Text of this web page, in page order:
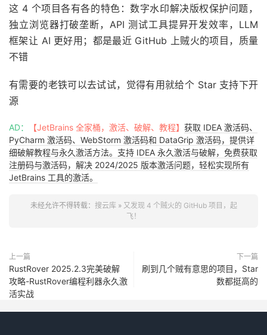
这 4 个项目各有各的特色：数字水印解决版权保护问题，
独立浏览器打破垄断，API 测试工具提昇开发效率，LLM
框架让 AI 更好用；都是最近 GitHub 上贼火的项目，质量
不错
有需要的老铁可以去试试，觉得有用就给个 Star 支持下开
源
AD： 【JetBrains 全家桶，激活、破解、教程】 获取 IDEA 激活码、
PyCharm 激活码、WebStorm 激活码和 DataGrip 激活码，提供详
细破解教程与永久激活方法。支持 IDEA 永久激活与破解，免费获取
注册码与激活码，解决 2024/2025 版本激活问题，轻松实现所有
JetBrains 工具的激活。
未经允许不得转载： 搜云库» 又发现 4 个贼火的 GitHub 项目，起
飞！
上一篇
RustRover 2025.2.3完美破解
攻略-RustRover编程利器永久激
活实战
下一篇
刷到几个贼有意思的项目，Star
数都挺高的